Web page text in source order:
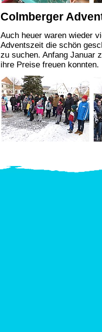
Colmberger
Auch heuer waren wieder
Adventszeit die schön
zu suchen. Anfang Januar
ihre Preise freuen konnten.